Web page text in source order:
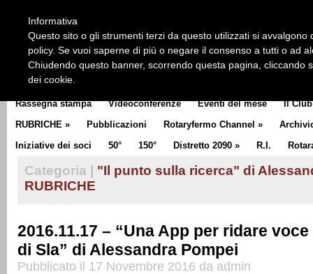
CLUB COMMUNICATOR
Rassegna stampa Videoconferenze Eventi del mese Il Club
RUBRICHE » Pubblicazioni Rotaryfermo Channel »
Iniziative dei soci
50° 150° Distretto 2090 » R.I.
Categoria |
"Il punto sulla ricerca" di
RUBRICHE
2016.11.17 – “Una App per ridare
di Sla” di Alessandra Pompei
Pubblicato il 17 Novembre 2016 da admin
Informativa
Questo sito o gli strumenti terzi da questo utilizzati si
policy. Se vuoi saperne di più o negare il consenso a tutti o ad
Chiudendo questo banner, scorrendo questa pagina, cliccando
dei cookie.